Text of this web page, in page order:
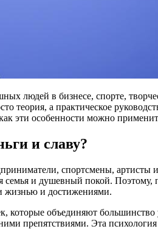
людей в бизнесе, спорте,
теория, а практическое
эти особенности можно
и славу?
спортсмены,
семья и душевный покой.
жизнью и достижениями.
которые объединяют
препятствиями. Эта